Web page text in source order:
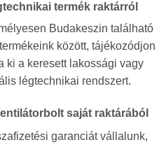
termék raktárról
Budakeszin található
között, tájékozódjon
ki a keresett lakossági vagy
légtechnikai rendszert.
saját raktárából
garanciát vállalunk,